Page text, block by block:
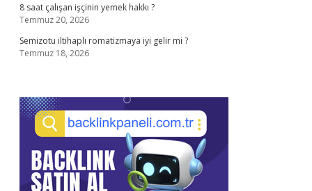
8 saat çalışan işçinin yemek hakkı ?
Temmuz 20, 2026
Semizotu iltihaplı romatizmaya iyi gelir mi ?
Temmuz 18, 2026